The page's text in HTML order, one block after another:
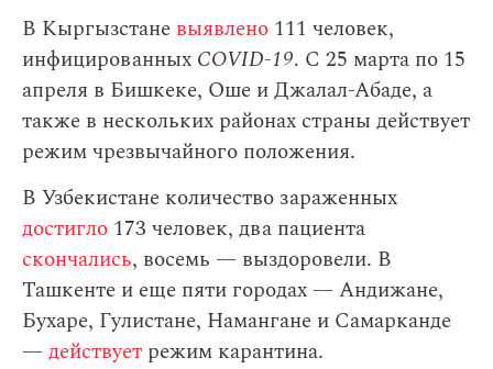
В Кыргызстане выявлено 111 человек,
инфицированных COVID-19. С 25 марта по 15
апреля в Бишкеке, Оше и Джалал-Абаде, а
также в нескольких районах страны действует
режим чрезвычайного положения.
В Узбекистане количество зараженных
достигло 173 человек, два пациента
скончались, восемь — выздоровели. В
Ташкенте и еще пяти городах — Андижане,
Бухаре, Гулистане, Намангане и Самарканде
— действует режим карантина.